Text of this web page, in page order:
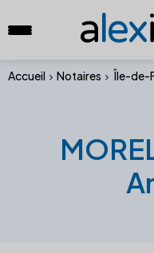
alex
Accueil Notaires Île-de-